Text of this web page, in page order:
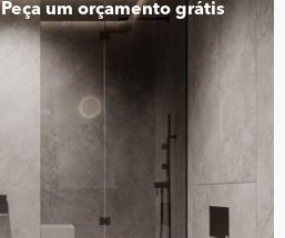
Peça um orçamento grátis